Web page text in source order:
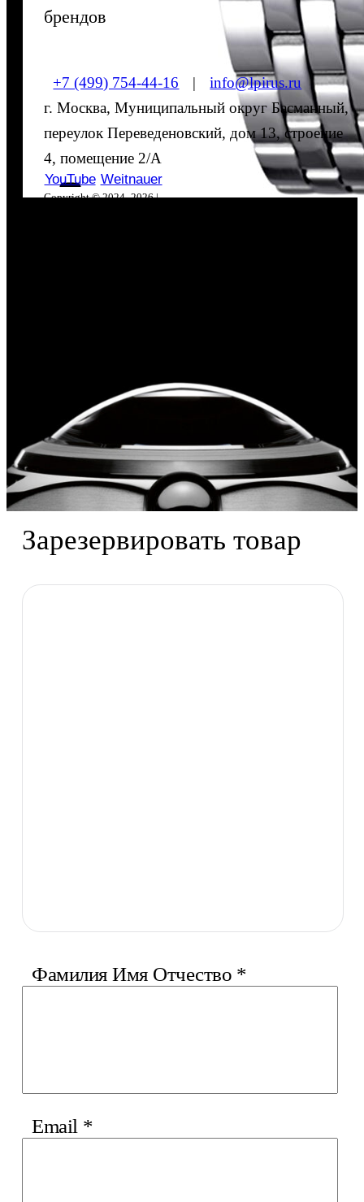
брендов
+7 (499) 754-44-16 |
info@lpirus.ru
г. Москва, Муниципальный округ Басманный,
переулок Переведеновский, дом 13, строение
4, помещение 2/А
YouTube Weitnauer
Copyright © 2024–2026 |
Зарезервировать товар
Фамилия Имя Отчество *
Email *